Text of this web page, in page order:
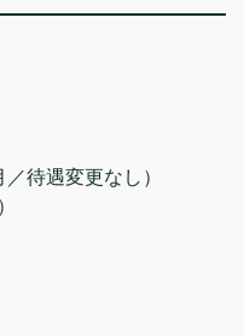
待遇変更なし）